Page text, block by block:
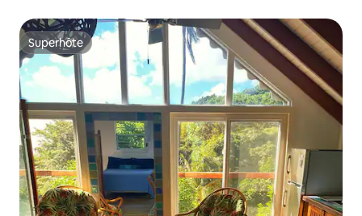
Superhôte
Superhôte